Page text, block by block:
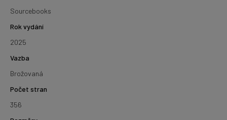
Sourcebooks
Rok vydání
2025
Vazba
Brožovaná
Počet stran
356